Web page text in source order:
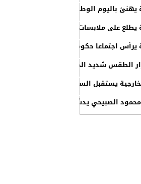
باليوم الوطني الروسي
على ملابسات حادثة إطلاق النار في
اجتماعا حكوميا مصغرا لدعم جهود
الطقس شديد الحرارة بالسواحل والصحاري
يستقبل السفير الأمريكي
الصبيحي يدشّن اختبارات الثانوية